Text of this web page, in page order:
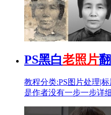
PS黑白老照片
教程分类:PS图片处理|标
是作者没有一步一步详